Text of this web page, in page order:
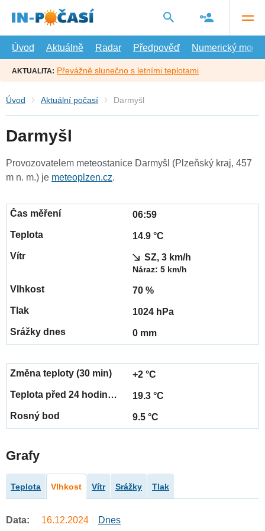
hlavní
Úvod
Aktuálně Radar Předpověď Numerický model
AKTUALITA: Převážně slunečno s letními teplotami
Úvod Aktuální počasí Darmyšl
Darmyšl
Provozovatelem meteostanice Darmyšl (Plzeňský kraj, 457
m n. m.) je meteoplzen.cz.
06:59
14.9 °C
SZ, 3 km/h
Náraz: 5 km/h
70 %
1024 hPa
0 mm
+2 °C
19.3 °C
9.5 °C
Grafy
Teplota Vlhkost Vítr Srážky Tlak
Data: 16.12.2024 Dnes